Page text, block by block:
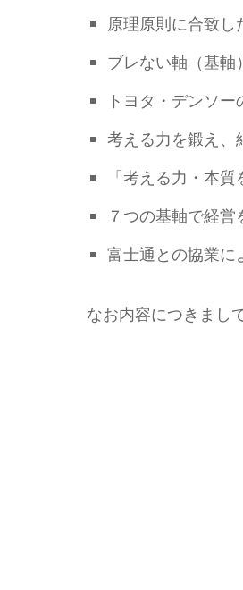
原理原則に合致し
ブレない軸（基軸
トヨタ・デンソ
考える力を鍛え、
「考える力・本
７つの基軸で経営
富士通との協業
なお内容につきまし